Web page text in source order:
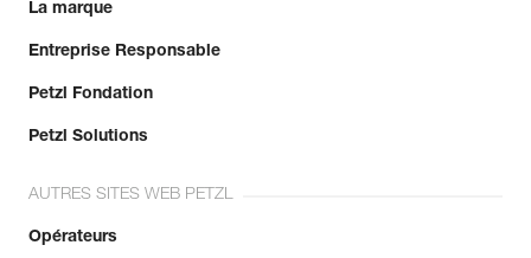
La marque
Entreprise Responsable
Petzl Fondation
Petzl Solutions
AUTRES SITES WEB PETZL
Opérateurs